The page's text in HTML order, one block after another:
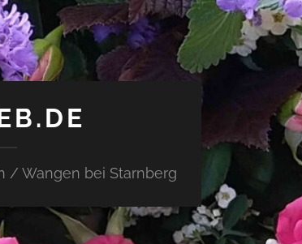
/ Wangen bei Starnberg